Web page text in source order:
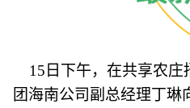
15日下午，在共享农
团海南公司副总经理丁琳